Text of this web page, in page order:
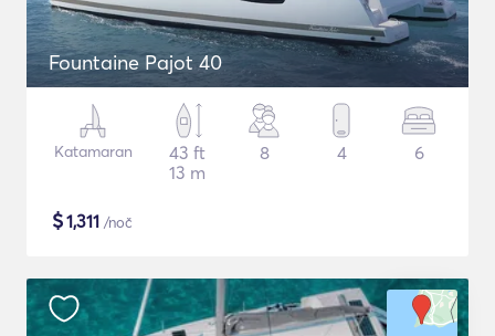
Fountaine Pajot 40
Katamaran
43 ft
13 m
8 4 6
$1,311 /noč